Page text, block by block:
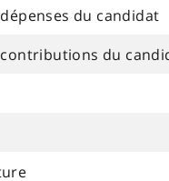
du candidat
du